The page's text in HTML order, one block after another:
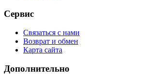
Сервис
Связаться с нами
Возврат и обмен
Карта сайта
Дополнительно